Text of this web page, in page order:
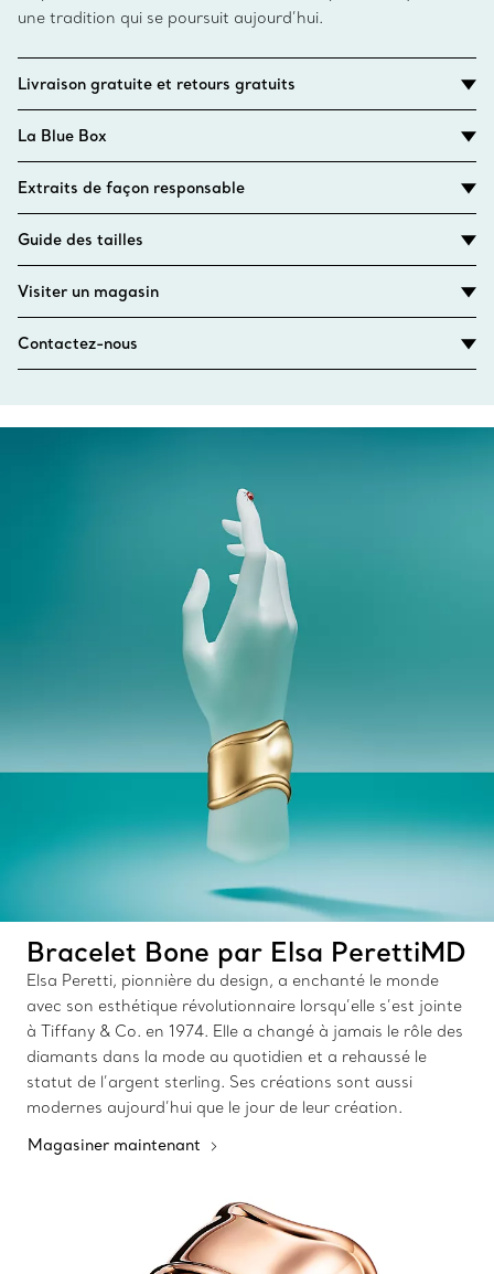
une tradition qui se poursuit aujourd’hui.
Livraison gratuite et retours gratuits
La Blue Box
Extraits de façon responsable
Guide des tailles
Visiter un magasin
Contactez-nous
Bracelet Bone par Elsa PerettiMD
Elsa Peretti, pionnière du design, a enchanté le monde
avec son esthétique révolutionnaire lorsqu’elle s’est jointe
à Tiffany & Co. en 1974. Elle a changé à jamais le rôle des
diamants dans la mode au quotidien et a rehaussé le
statut de l’argent sterling. Ses créations sont aussi
modernes aujourd’hui que le jour de leur création.
Magasiner maintenant